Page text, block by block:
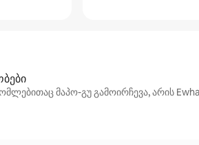
მაპო-გუ გამოირჩევა, არის